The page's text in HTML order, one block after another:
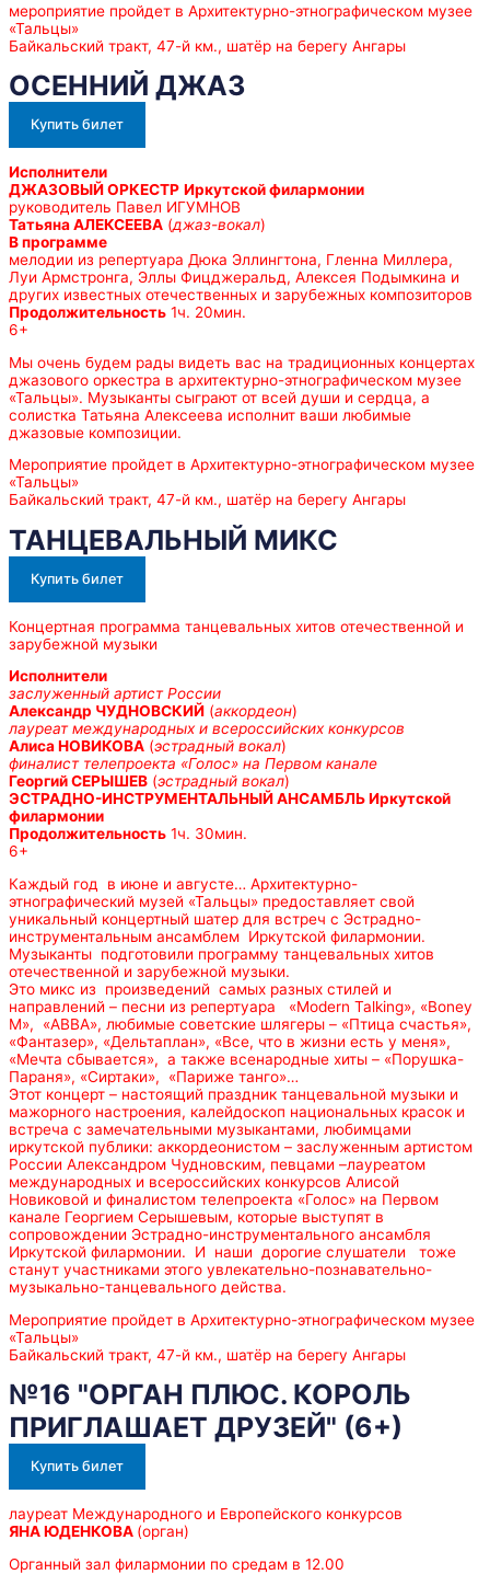
мероприятие пройдет в Архитектурно-этнографическом музее
«Тальцы»
Байкальский тракт, 47-й км., шатёр на берегу Ангары
ОСЕННИЙ ДЖАЗ
Купить билет
Исполнители
ДЖАЗОВЫЙ ОРКЕСТР Иркутской филармонии
руководитель Павел ИГУМНОВ
Татьяна АЛЕКСЕЕВА (джаз-вокал)
В программе
мелодии из репертуара Дюка Эллингтона, Гленна Миллера,
Луи Армстронга, Эллы Фицджеральд, Алексея Подымкина и
других известных отечественных и зарубежных композиторов
Продолжительность 1ч. 20мин.
6+
Мы очень будем рады видеть вас на традиционных концертах
джазового оркестра в архитектурно-этнографическом музее
«Тальцы». Музыканты сыграют от всей души и сердца, а
солистка Татьяна Алексеева исполнит ваши любимые
джазовые композиции.
Мероприятие пройдет в Архитектурно-этнографическом музее
«Тальцы»
Байкальский тракт, 47-й км., шатёр на берегу Ангары
ТАНЦЕВАЛЬНЫЙ МИКС
Купить билет
Концертная программа танцевальных хитов отечественной и
зарубежной музыки
Исполнители
заслуженный артист России
Александр ЧУДНОВСКИЙ (аккордеон)
лауреат международных и всероссийских конкурсов
Алиса НОВИКОВА (эстрадный вокал)
финалист телепроекта «Голос» на Первом канале
Георгий СЕРЫШЕВ (эстрадный вокал)
ЭСТРАДНО-ИНСТРУМЕНТАЛЬНЫЙ АНСАМБЛЬ Иркутской
филармонии
Продолжительность 1ч. 30мин.
6+
Каждый год в июне и августе… Архитектурно-
этнографический музей «Тальцы» предоставляет свой
уникальный концертный шатер для встреч с Эстрадно-
инструментальным ансамблем Иркутской филармонии.
Музыканты подготовили программу танцевальных хитов
отечественной и зарубежной музыки.
Это микс из произведений самых разных стилей и
направлений – песни из репертуара «Modern Talking», «Boney
M», «АВВА», любимые советские шлягеры – «Птица счастья»,
«Фантазер», «Дельтаплан», «Все, что в жизни есть у меня»,
«Мечта сбывается», а также всенародные хиты – «Порушка-
Параня», «Сиртаки», «Париже танго»…
Этот концерт – настоящий праздник танцевальной музыки и
мажорного настроения, калейдоскоп национальных красок и
встреча с замечательными музыкантами, любимцами
иркутской публики: аккордеонистом – заслуженным артистом
России Александром Чудновским, певцами –лауреатом
международных и всероссийских конкурсов Алисой
Новиковой и финалистом телепроекта «Голос» на Первом
канале Георгием Серышевым, которые выступят в
сопровождении Эстрадно-инструментального ансамбля
Иркутской филармонии. И наши дорогие слушатели тоже
станут участниками этого увлекательно-познавательно-
музыкально-танцевального действа.
Мероприятие пройдет в Архитектурно-этнографическом музее
«Тальцы»
Байкальский тракт, 47-й км., шатёр на берегу Ангары
№16 "ОРГАН ПЛЮС. КОРОЛЬ
ПРИГЛАШАЕТ ДРУЗЕЙ" (6+)
Купить билет
лауреат Международного и Европейского конкурсов
ЯНА ЮДЕНКОВА (орган)
Органный зал филармонии по средам в 12.00